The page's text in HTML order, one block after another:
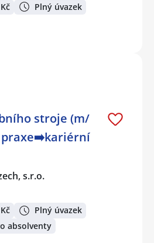
Plný úvazek
stroje (m/
s.r.o.
Plný úvazek
absolventy